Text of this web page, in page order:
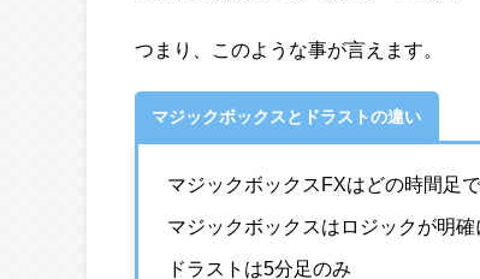
つまり、このような事が言えます。
マジックボックスとドラストの違い
マジックボックスFXはどの時間足
マジックボックスはロジックが明確
ドラストは5分足のみ